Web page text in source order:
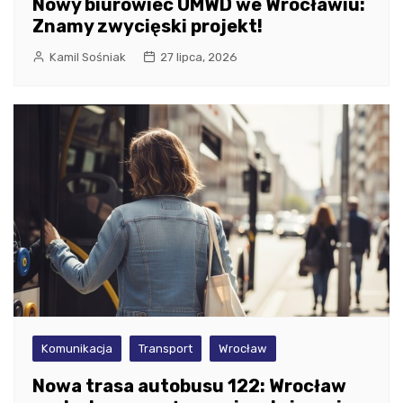
Nowy biurowiec UMWD we Wrocławiu:
Znamy zwycięski projekt!
Kamil Sośniak 27 lipca, 2026
Komunikacja Transport Wrocław
Nowa trasa autobusu 122: Wrocław